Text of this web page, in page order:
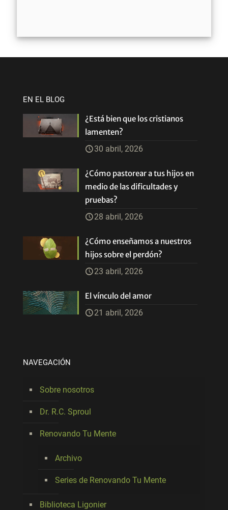
EN EL BLOG
¿Está bien que los cristianos
lamenten?
30 abril, 2026
¿Cómo pastorear a tus hijos en
medio de las dificultades y
pruebas?
28 abril, 2026
¿Cómo enseñamos a nuestros
hijos sobre el perdón?
23 abril, 2026
El vínculo del amor
21 abril, 2026
NAVEGACIÓN
Sobre nosotros
Dr. R.C. Sproul
Renovando Tu Mente
Archivo
Series de Renovando Tu Mente
Biblioteca Ligonier